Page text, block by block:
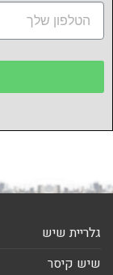
גלריית שיש
שיש קיסר